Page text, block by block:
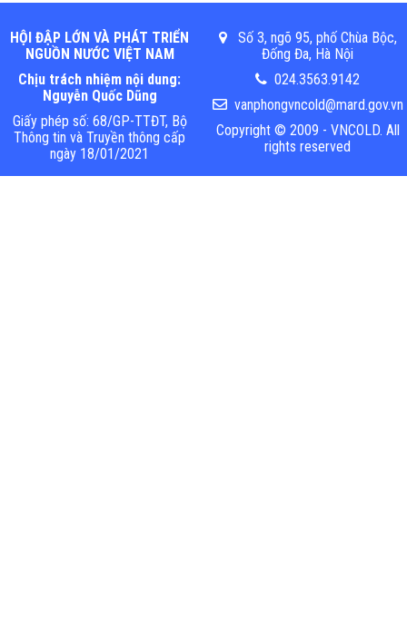
HỘI ĐẬP LỚN VÀ PHÁT TRIỂN
NGUỒN NƯỚC VIỆT NAM
Chịu trách nhiệm nội dung:
Nguyễn Quốc Dũng
Giấy phép số: 68/GP-TTĐT, Bộ
Thông tin và Truyền thông cấp
ngày 18/01/2021
Số 3, ngõ 95, phố Chùa Bộc,
Đống Đa, Hà Nội
024.3563.9142
vanphongvncold@mard.gov.vn
Copyright © 2009 - VNCOLD. All
rights reserved